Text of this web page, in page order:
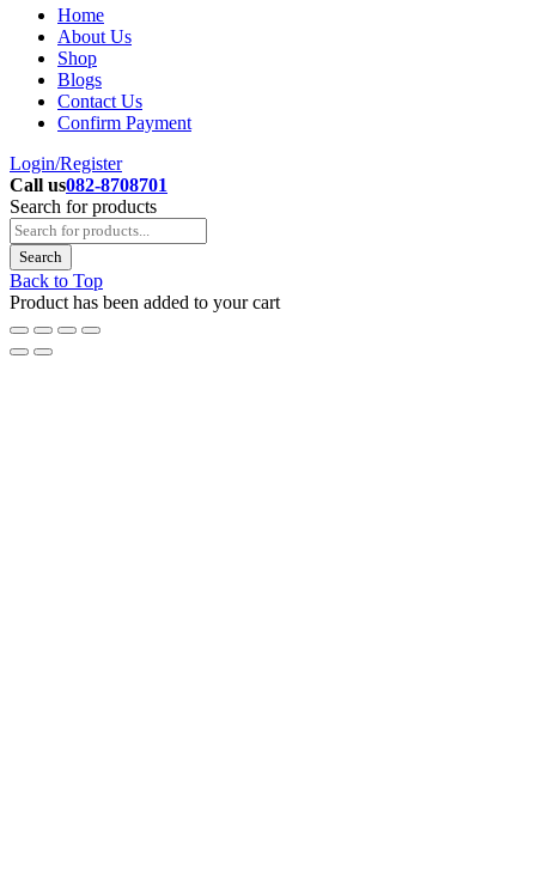
Home
About Us
Shop
Blogs
Contact Us
Confirm Payment
Login/Register
Call us082-8708701
Search for products
Back to Top
Product has been added to your cart